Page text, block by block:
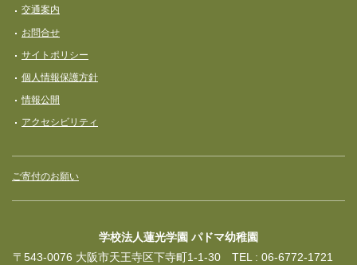
交通案内
お問合せ
サイトポリシー
個人情報保護方針
情報公開
アクセシビリティ
ご寄付のお願い
学校法人蓮光学園 パドマ幼稚園
〒543-0076 大阪市天王寺区下寺町1-1-30 TEL : 06-6772-1721